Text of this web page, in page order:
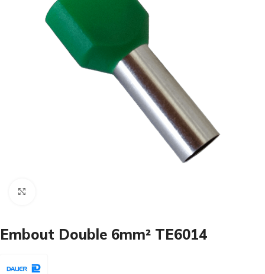
Embout Double 6mm² TE6014